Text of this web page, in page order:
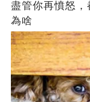
盡管你再憤怒
為啥